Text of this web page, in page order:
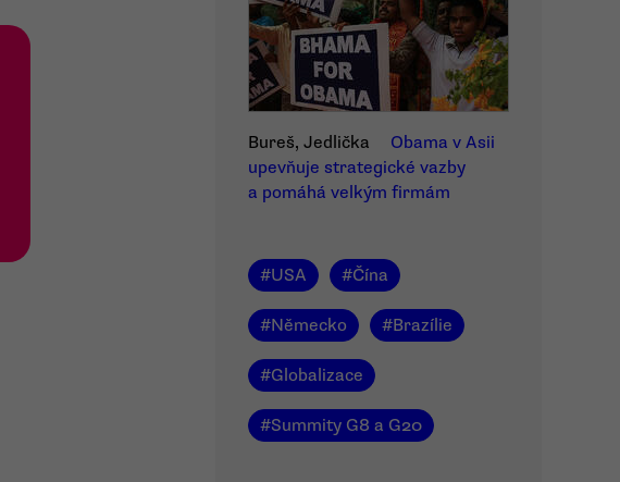
Bureš, Jedlička
Obama v Asii
upevňuje strategické vazby
a pomáhá velkým firmám
#USA #Čína
#Německo #Brazílie
#Globalizace
#Summity G8 a G20